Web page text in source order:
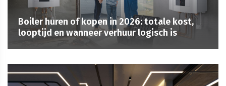
Boiler huren of kopen in 2026: totale kost,
looptijd en wanneer verhuur logisch is